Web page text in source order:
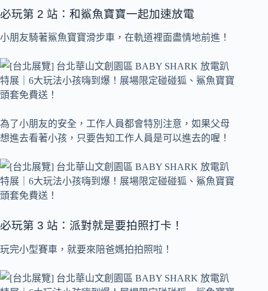
必玩第 2 站：和鯊魚寶寶一起加速放電
小朋友騎著鯊魚寶寶滑步車，在軌道裡面盡情地前進！
為了小朋友的安全，工作人員都會特別注意，如果父母
想進去看著小孩，只要告知工作人員是可以進去的喔！
必玩第 3 站：派對就是要拍照打卡！
玩完小型賽車，就要來陪爸媽拍拍照啦！